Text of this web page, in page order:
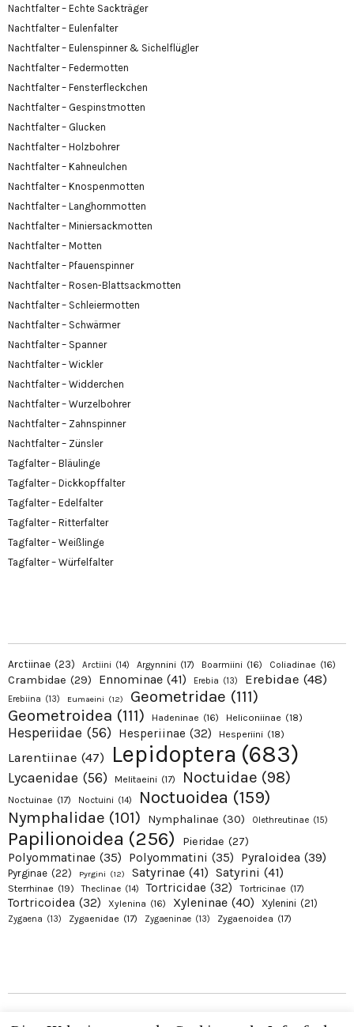
Nachtfalter – Echte Sackträger
Nachtfalter – Eulenfalter
Nachtfalter – Eulenspinner & Sichelflügler
Nachtfalter – Federmotten
Nachtfalter – Fensterfleckchen
Nachtfalter – Gespinstmotten
Nachtfalter – Glucken
Nachtfalter – Holzbohrer
Nachtfalter – Kahneulchen
Nachtfalter – Knospenmotten
Nachtfalter – Langhornmotten
Nachtfalter – Miniersackmotten
Nachtfalter – Motten
Nachtfalter – Pfauenspinner
Nachtfalter – Rosen-Blattsackmotten
Nachtfalter – Schleiermotten
Nachtfalter – Schwärmer
Nachtfalter – Spanner
Nachtfalter – Wickler
Nachtfalter – Widderchen
Nachtfalter – Wurzelbohrer
Nachtfalter – Zahnspinner
Nachtfalter – Zünsler
Tagfalter – Bläulinge
Tagfalter – Dickkopffalter
Tagfalter – Edelfalter
Tagfalter – Ritterfalter
Tagfalter – Weißlinge
Tagfalter – Würfelfalter
Arctiinae (23) Arctiini (14) Argynnini (17) Boarmiini (16) Coliadinae (16)
Crambidae (29) Ennominae (41) Erebia (13) Erebidae (48)
Erebiina (13) Eumaeini (12) Geometridae (111)
Geometroidea (111) Hadeninae (16) Heliconiinae (18)
Hesperiidae (56) Hesperiinae (32) Hesperiini (18)
Larentiinae (47) Lepidoptera (683)
Lycaenidae (56) Melitaeini (17) Noctuidae (98)
Noctuinae (17) Noctuini (14) Noctuoidea (159)
Nymphalidae (101) Nymphalinae (30) Olethreutinae (15)
Papilionoidea (256) Pieridae (27)
Polyommatinae (35) Polyommatini (35) Pyraloidea (39)
Pyrginae (22) Pyrgini (12) Satyrinae (41) Satyrini (41)
Sterrhinae (19) Theclinae (14) Tortricidae (32) Tortricinae (17)
Tortricoidea (32) Xylenina (16) Xyleninae (40) Xylenini (21)
Zygaena (13) Zygaenidae (17) Zygaeninae (13) Zygaenoidea (17)